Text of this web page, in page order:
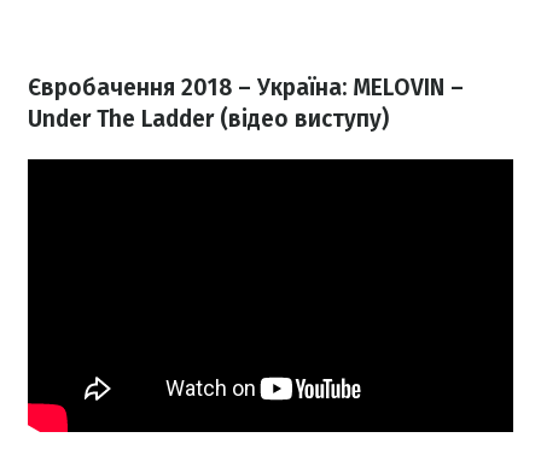
Євробачення 2018 – Україна: MELOVIN –
Under The Ladder (відео виступу)